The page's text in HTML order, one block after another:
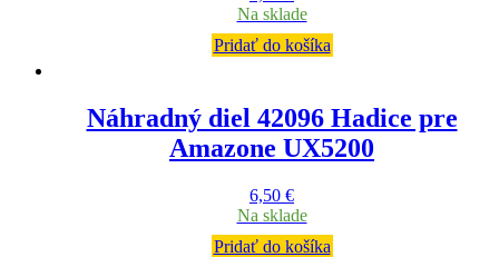
Na sklade
Pridať do košíka
Náhradný diel 42096 Hadice pre
Amazone UX5200
6,50 €
Na sklade
Pridať do košíka